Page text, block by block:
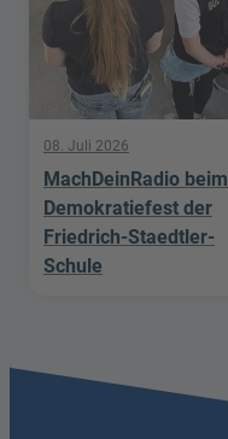
08. Juli 2026
MachDeinRadio beim
Demokratiefest der
Friedrich-Staedtler-
Schule